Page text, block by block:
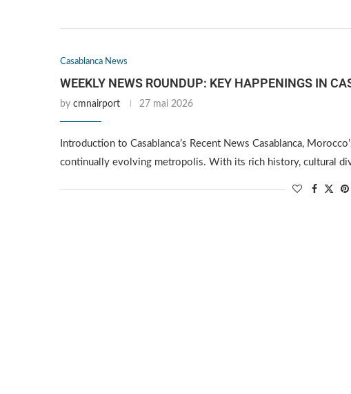
Casablanca News
WEEKLY NEWS ROUNDUP: KEY HAPPENINGS IN
by cmnairport 27 mai 2026
Introduction to Casablanca’s Recent News Casablanca,
continually evolving metropolis. With its rich history, cultural